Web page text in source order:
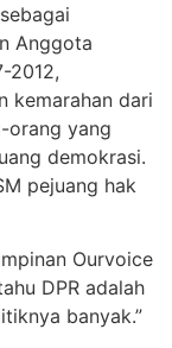
Anggota
2012,
kemarahan dari
orang yang
demokrasi.
pejuang hak
Ourvoice
DPR adalah
banyak.”